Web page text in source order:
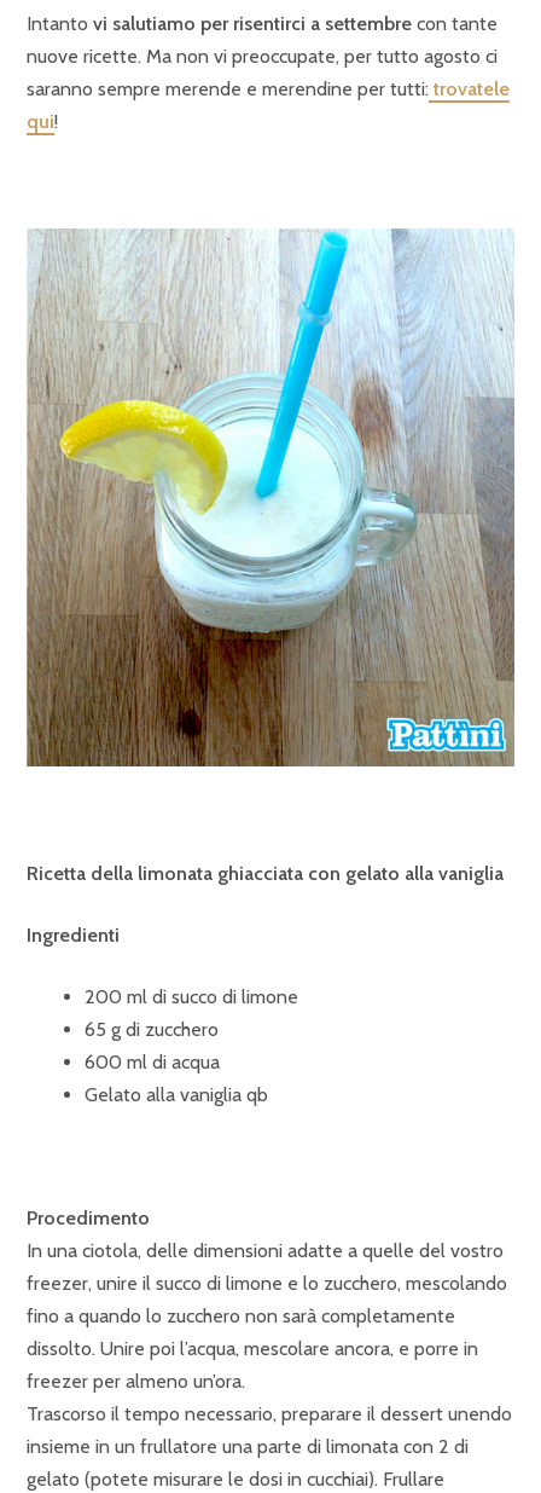
Intanto vi salutiamo per risentirci a settembre con tante
nuove ricette. Ma non vi preoccupate, per tutto agosto ci
saranno sempre merende e merendine per tutti: trovatele
qui!
Ricetta della limonata ghiacciata con gelato alla vaniglia
Ingredienti
200 ml di succo di limone
65 g di zucchero
600 ml di acqua
Gelato alla vaniglia qb
Procedimento
In una ciotola, delle dimensioni adatte a quelle del vostro
freezer, unire il succo di limone e lo zucchero, mescolando
fino a quando lo zucchero non sarà completamente
dissolto. Unire poi l’acqua, mescolare ancora, e porre in
freezer per almeno un’ora.
Trascorso il tempo necessario, preparare il dessert unendo
insieme in un frullatore una parte di limonata con 2 di
gelato (potete misurare le dosi in cucchiai). Frullare